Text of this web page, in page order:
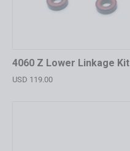
4060 Z Lower Linkage Kit
USD 119.00